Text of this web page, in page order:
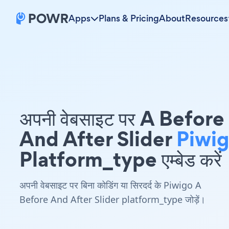
Apps Plans & PricingAboutResources
अपनी वेबसाइट पर A Before
And After Slider
Platform_type एम्बेड करें
अपनी वेबसाइट पर बिना कोडिंग या सिरदर्द के Piwigo A
Before And After Slider platform_type जोड़ें।